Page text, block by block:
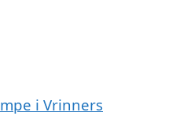
i Vrinners